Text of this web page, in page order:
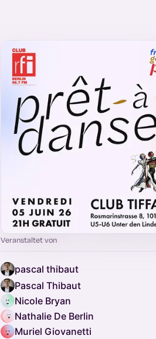
Veranstaltet von
pascal thibaut
Pascal Thibaut
Nicole Bryan
Nathalie De Berlin
Muriel Giovanetti